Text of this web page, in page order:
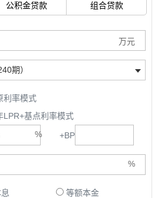
公积金贷款 组合贷款
期）
率模式
基点利率模式
+BP
等额本金